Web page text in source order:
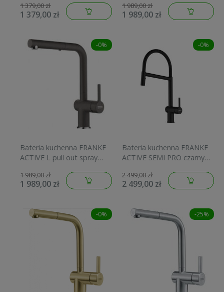
1 379,00 zł
1 379,00 zł
1 989,00 zł
1 989,00 zł
-0%
Bateria kuchenna FRANKE
ACTIVE L pull out spray
115.0721.464
1 989,00 zł
1 989,00 zł
-0%
Bateria kuchenna FRANKE
ACTIVE SEMI PRO czarny
2 499,00 zł
2 499,00 zł
-0% -25%